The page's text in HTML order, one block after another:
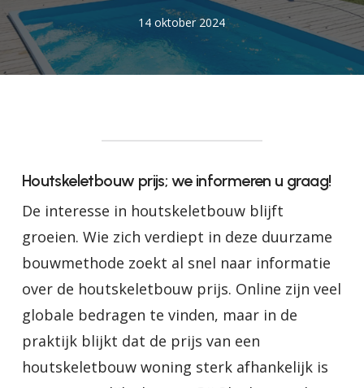
14 oktober 2024
Houtskeletbouw prijs; we informeren u graag!
De interesse in houtskeletbouw blijft
groeien. Wie zich verdiept in deze duurzame
bouwmethode zoekt al snel naar informatie
over de houtskeletbouw prijs. Online zijn veel
globale bedragen te vinden, maar in de
praktijk blijkt dat de prijs van een
houtskeletbouw woning sterk afhankelijk is